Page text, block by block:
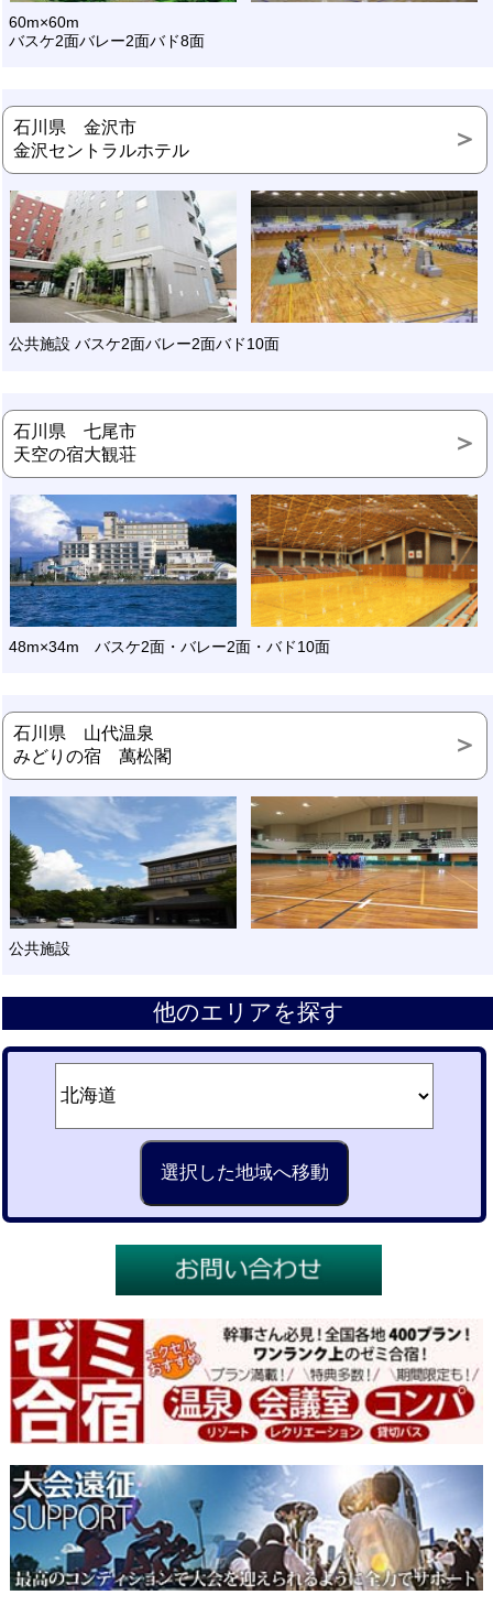
60m×60m
バスケ2面バレー2面バド8面
石川県 金沢市
金沢セントラルホテル
公共施設 バスケ2面バレー2面バド10面
石川県 七尾市
天空の宿大観荘
48m×34m バスケ2面・バレー2面・バド10面
石川県 山代温泉
みどりの宿 萬松閣
公共施設
他のエリアを探す